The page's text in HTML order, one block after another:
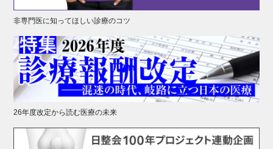
非専門医に知ってほしい診療のコツ
26年度改定から読む医療の未来